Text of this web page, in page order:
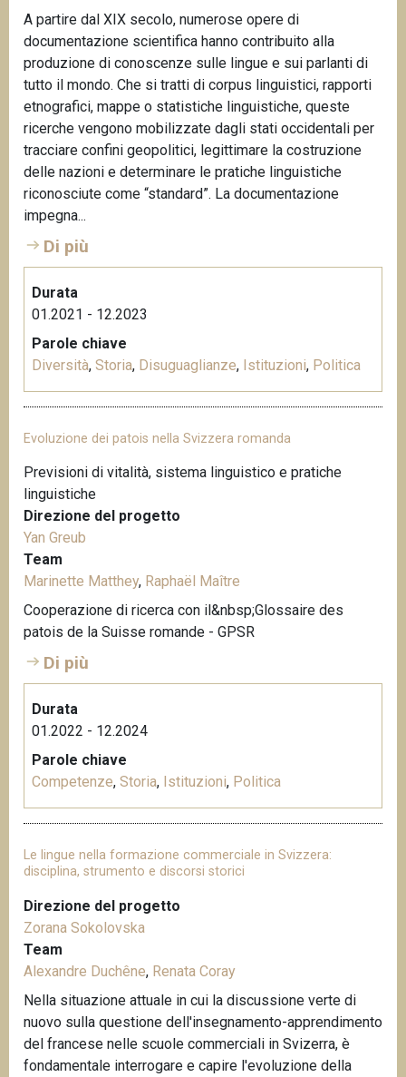
A partire dal XIX secolo, numerose opere di
documentazione scientifica hanno contribuito alla
produzione di conoscenze sulle lingue e sui parlanti di
tutto il mondo. Che si tratti di corpus linguistici, rapporti
etnografici, mappe o statistiche linguistiche, queste
ricerche vengono mobilizzate dagli stati occidentali per
tracciare confini geopolitici, legittimare la costruzione
delle nazioni e determinare le pratiche linguistiche
riconosciute come “standard”. La documentazione
impegna...
Di più
Durata
01.2021 - 12.2023
Parole chiave
Diversità, Storia, Disuguaglianze, Istituzioni, Politica
Evoluzione dei patois nella Svizzera romanda
Previsioni di vitalità, sistema linguistico e pratiche
linguistiche
Direzione del progetto
Yan Greub
Team
Marinette Matthey, Raphaël Maître
Cooperazione di ricerca con il&nbsp;Glossaire des
patois de la Suisse romande - GPSR
Di più
Durata
01.2022 - 12.2024
Parole chiave
Competenze, Storia, Istituzioni, Politica
Le lingue nella formazione commerciale in Svizzera:
disciplina, strumento e discorsi storici
Direzione del progetto
Zorana Sokolovska
Team
Alexandre Duchêne, Renata Coray
Nella situazione attuale in cui la discussione verte di
nuovo sulla questione dell'insegnamento-apprendimento
del francese nelle scuole commerciali in Svizerra, è
fondamentale interrogare e capire l'evoluzione della